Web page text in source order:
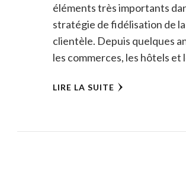
éléments très importants
stratégie de fidélisation de la
clientèle. Depuis quelques
les commerces, les hôtels et
LIRE LA SUITE